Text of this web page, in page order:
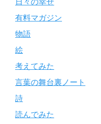
日々の幸せ
有料マガジン
物語
絵
考えてみた
言葉の舞台裏ノート
詩
読んでみた